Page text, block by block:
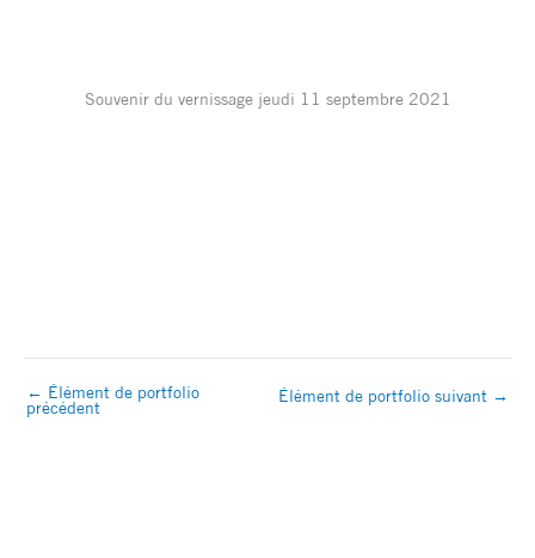
Souvenir du vernissage jeudi 11 septembre 2021
← Élément de portfolio
précédent
Élément de portfolio suivant →